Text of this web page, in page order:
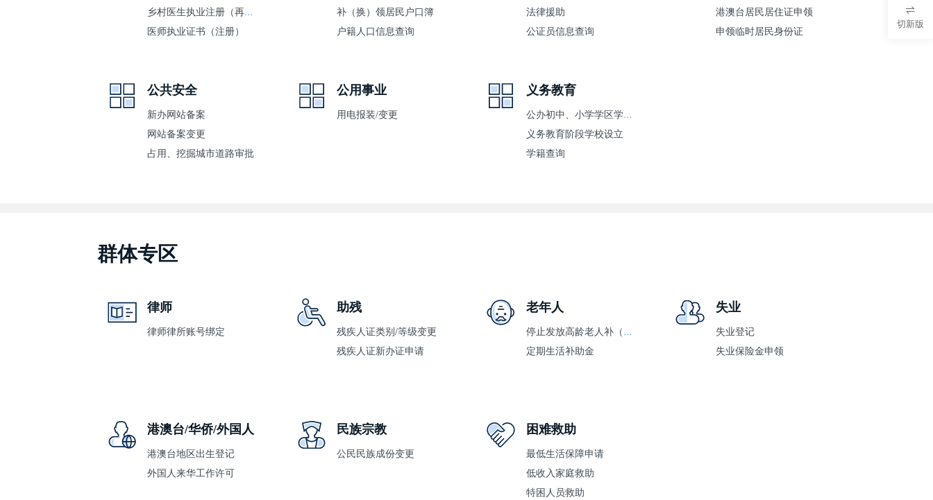
乡村医生执业注册（再注册）
医师执业证书（注册）
补（换）领居民户口簿
户籍人口信息查询
法律援助
公证员信息查询
港澳台居民居住证申领
申领临时居民身份证
公共安全
新办网站备案
网站备案变更
占用、挖掘城市道路审批
公用事业
用电报装/变更
义务教育
公办初中、小学学区学位安排
义务教育阶段学校设立
学籍查询
群体专区
律师
律师律所账号绑定
助残
残疾人证类别/等级变更
残疾人证新办证申请
老年人
停止发放高龄老人补（津）贴
定期生活补助金
失业
失业登记
失业保险金申领
港澳台/华侨/外国人
港澳台地区出生登记
外国人来华工作许可
民族宗教
公民民族成份变更
困难救助
最低生活保障申请
低收入家庭救助
特困人员救助
切新版